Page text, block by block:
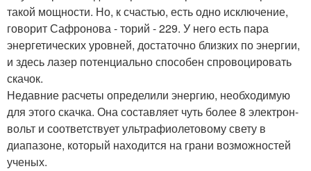
такой мощности. Но, к счастью, есть одно исключение,
говорит Сафронова - торий - 229. У него есть пара
энергетических уровней, достаточно близких по энергии,
и здесь лазер потенциально способен спровоцировать
скачок.
Недавние расчеты определили энергию, необходимую
для этого скачка. Она составляет чуть более 8 электрон-
вольт и соответствует ультрафиолетовому свету в
диапазоне, который находится на грани возможностей
ученых.